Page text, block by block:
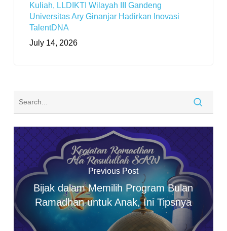
Kuliah, LLDIKTI Wilayah III Gandeng
Universitas Ary Ginanjar Hadirkan Inovasi
TalentDNA
July 14, 2026
Previous Post
Bijak dalam Memilih Program Bulan
Ramadhan untuk Anak, Ini Tipsnya